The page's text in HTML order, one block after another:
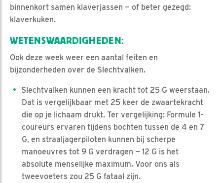
binnenkort samen klaverjassen — of beter gezegd:
klaverkuken.
WETENSWAARDIGHEDEN:
Ook deze week weer een aantal feiten en
bijzonderheden over de Slechtvalken.
Slechtvalken kunnen een kracht tot 25 G weerstaan.
Dat is vergelijkbaar met 25 keer de zwaartekracht
die op je lichaam drukt. Ter vergelijking: Formule 1-
coureurs ervaren tijdens bochten tussen de 4 en 7
G, en straaljagerpiloten kunnen bij scherpe
manoeuvres tot 9 G verdragen — 12 G is het
absolute menselijke maximum. Voor ons als
tweevoeters zou 25 G fataal zijn.